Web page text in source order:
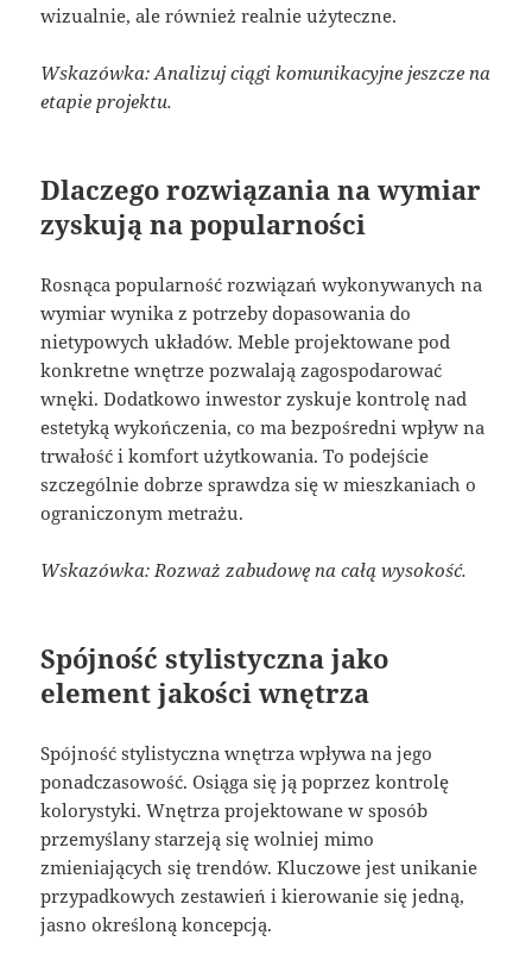
wizualnie, ale również realnie użyteczne.
Wskazówka: Analizuj ciągi komunikacyjne jeszcze na
etapie projektu.
Dlaczego rozwiązania na wymiar
zyskują na popularności
Rosnąca popularność rozwiązań wykonywanych na
wymiar wynika z potrzeby dopasowania do
nietypowych układów. Meble projektowane pod
konkretne wnętrze pozwalają zagospodarować
wnęki. Dodatkowo inwestor zyskuje kontrolę nad
estetyką wykończenia, co ma bezpośredni wpływ na
trwałość i komfort użytkowania. To podejście
szczególnie dobrze sprawdza się w mieszkaniach o
ograniczonym metrażu.
Wskazówka: Rozważ zabudowę na całą wysokość.
Spójność stylistyczna jako
element jakości wnętrza
Spójność stylistyczna wnętrza wpływa na jego
ponadczasowość. Osiąga się ją poprzez kontrolę
kolorystyki. Wnętrza projektowane w sposób
przemyślany starzeją się wolniej mimo
zmieniających się trendów. Kluczowe jest unikanie
przypadkowych zestawień i kierowanie się jedną,
jasno określoną koncepcją.